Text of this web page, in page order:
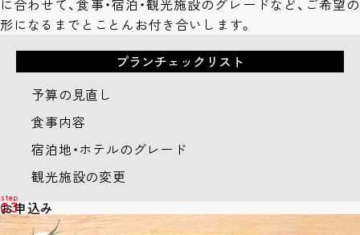
形になるまでとことんお付き合いします。
プランチェックリスト
予算の見直し
食事内容
宿泊地・ホテルのグレード
観光施設の変更
03
お申込み